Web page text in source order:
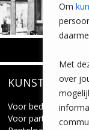
Om
Met
over
+31
KUNSTUITLEEN
Voor bedrijven
Voor particulieren